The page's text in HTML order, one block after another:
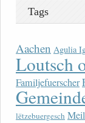
Tags
Aachen Agulia
Loutsch
Familjefuerscher
lëtzebuergesch